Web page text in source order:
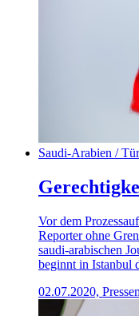
Saudi-Arabien /
Vor dem
Reporter ohne
saudi-arabischen
beginnt in Istanbul
02.07.2020,